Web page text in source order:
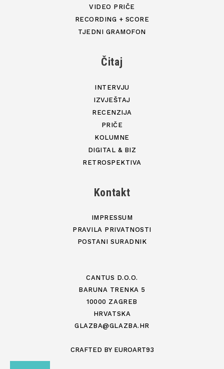
VIDEO PRIČE
RECORDING + SCORE
TJEDNI GRAMOFON
Čitaj
INTERVJU
IZVJEŠTAJ
RECENZIJA
PRIČE
KOLUMNE
DIGITAL & BIZ
RETROSPEKTIVA
Kontakt
IMPRESSUM
PRAVILA PRIVATNOSTI
POSTANI SURADNIK
CANTUS D.O.O.
BARUNA TRENKA 5
10000 ZAGREB
HRVATSKA
GLAZBA@GLAZBA.HR
CRAFTED BY EUROART93